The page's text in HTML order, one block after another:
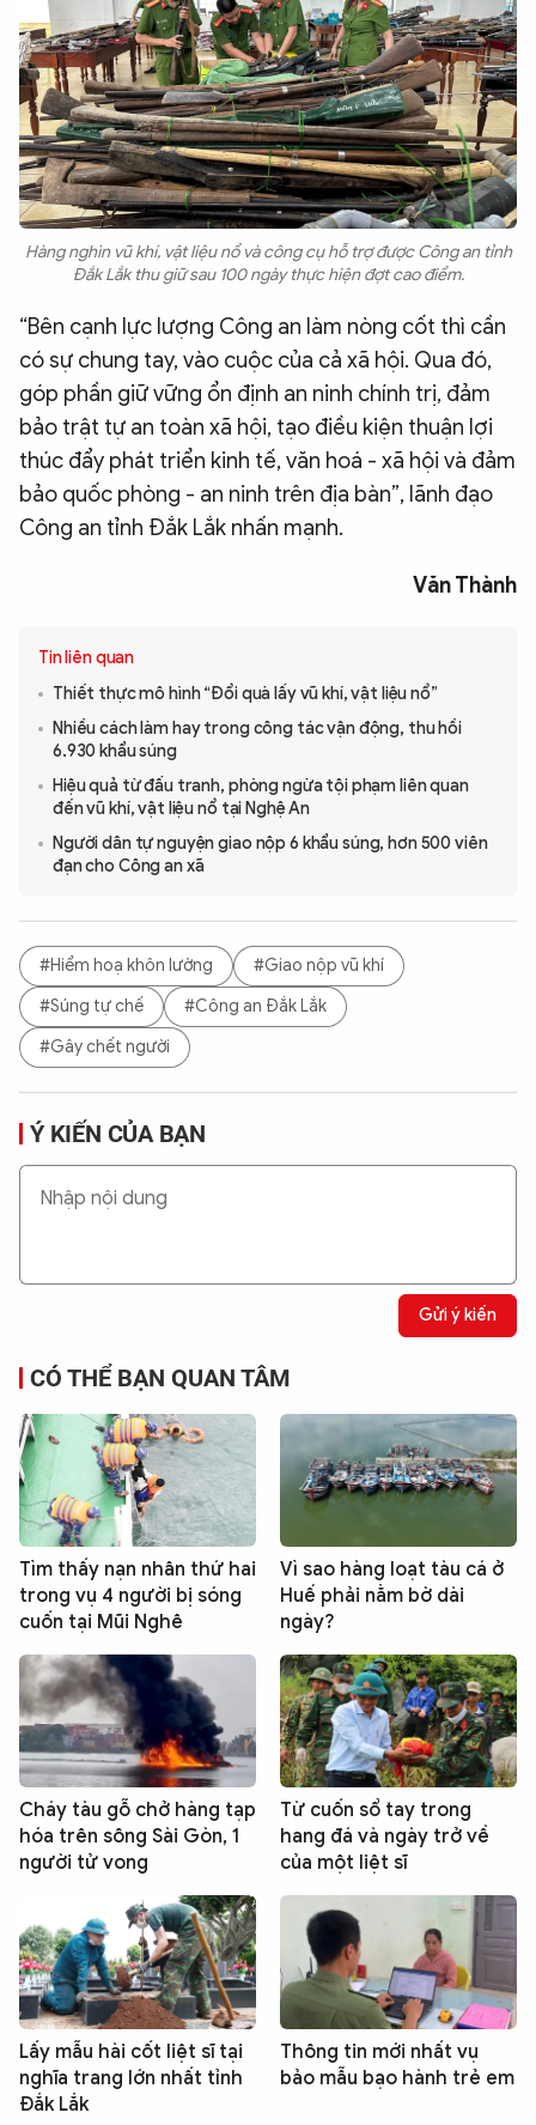
Hàng nghìn vũ khí, vật liệu nổ và công cụ hỗ trợ được Công an tỉnh
Đắk Lắk thu giữ sau 100 ngày thực hiện đợt cao điểm.
“Bên cạnh lực lượng Công an làm nòng cốt thì cần
có sự chung tay, vào cuộc của cả xã hội. Qua đó,
góp phần giữ vững ổn định an ninh chính trị, đảm
bảo trật tự an toàn xã hội, tạo điều kiện thuận lợi
thúc đẩy phát triển kinh tế, văn hoá - xã hội và đảm
bảo quốc phòng - an ninh trên địa bàn”, lãnh đạo
Công an tỉnh Đắk Lắk nhấn mạnh.
Văn Thành
Tin liên quan
Thiết thực mô hình “Đổi quà lấy vũ khí, vật liệu nổ”
Nhiều cách làm hay trong công tác vận động, thu hồi
6.930 khẩu súng
Hiệu quả từ đấu tranh, phòng ngừa tội phạm liên quan
đến vũ khí, vật liệu nổ tại Nghệ An
Người dân tự nguyện giao nộp 6 khẩu súng, hơn 500 viên
đạn cho Công an xã
#Hiểm hoạ khôn lường
#Giao nộp vũ khí
#Súng tự chế
#Công an Đắk Lắk
#Gây chết người
Ý KIẾN CỦA BẠN
Gửi ý kiến
CÓ THỂ BẠN QUAN TÂM
Tìm thấy nạn nhân thứ hai
trong vụ 4 người bị sóng
cuốn tại Mũi Nghê
Vì sao hàng loạt tàu cá ở
Huế phải nằm bờ dài
ngày?
Cháy tàu gỗ chở hàng tạp
hóa trên sông Sài Gòn, 1
người tử vong
Từ cuốn sổ tay trong
hang đá và ngày trở về
của một liệt sĩ
Lấy mẫu hài cốt liệt sĩ tại
nghĩa trang lớn nhất tỉnh
Đắk Lắk
Thông tin mới nhất vụ
bảo mẫu bạo hành trẻ em